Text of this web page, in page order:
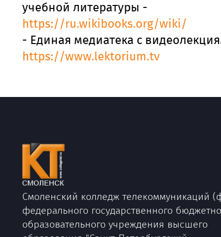
учебной литературы -
https://ru.wikibooks.org/wiki/
- Единая медиатека с
https://www.lektorium.tv
Смоленский колледж телекоммуникаций
федерального государственного
образовательного учреждения высшего